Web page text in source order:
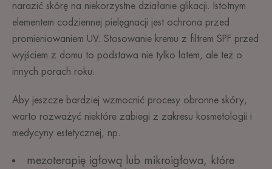
narazić skórę na niekorzystne działanie glikacji. Istotnym
elementem codziennej pielęgnacji jest ochrona przed
promieniowaniem UV. Stosowanie kremu z filtrem SPF przed
wyjściem z domu to podstawa nie tylko latem, ale też o
innych porach roku.
Aby jeszcze bardziej wzmocnić procesy obronne skóry,
warto rozważyć niektóre zabiegi z zakresu kosmetologii i
medycyny estetycznej, np.
mezoterapię igłową lub mikroigłowa, które